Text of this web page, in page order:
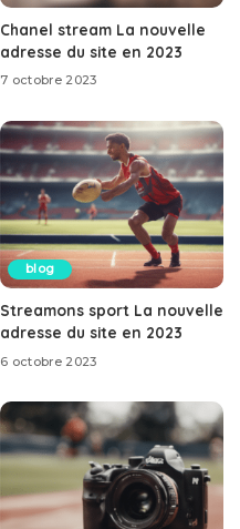
Chanel stream La nouvelle
adresse du site en 2023
7 octobre 2023
blog
Streamons sport La nouvelle
adresse du site en 2023
6 octobre 2023